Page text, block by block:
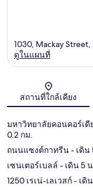
1030, Mackay
ดูในแผนที่
สถานที่ใกล้เคียง
มหาวิทยาลัยคอนคอร์เดี
0.2 กม.
ถนนแซงต์กาทรีน- เดิน
เซนเตอร์เบลล์ - เดิน 5
1250 เรเน่-เลเวสก์- เดิ